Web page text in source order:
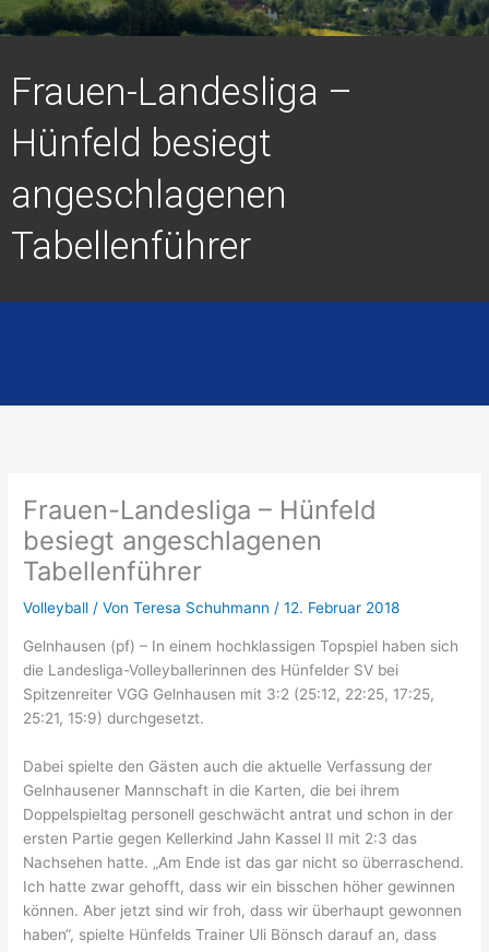
Frauen-Landesliga –
Hünfeld besiegt
angeschlagenen
Tabellenführer
Frauen-Landesliga – Hünfeld
besiegt angeschlagenen
Tabellenführer
Volleyball / VonTeresa Schuhmann/12. Februar 2018
Gelnhausen (pf) – In einem hochklassigen Topspiel haben sich
die Landesliga-Volleyballerinnen des Hünfelder SV bei
Spitzenreiter VGG Gelnhausen mit 3:2 (25:12, 22:25, 17:25,
25:21, 15:9) durchgesetzt.
Dabei spielte den Gästen auch die aktuelle Verfassung der
Gelnhausener Mannschaft in die Karten, die bei ihrem
Doppelspieltag personell geschwächt antrat und schon in der
ersten Partie gegen Kellerkind Jahn Kassel II mit 2:3 das
Nachsehen hatte. „Am Ende ist das gar nicht so überraschend.
Ich hatte zwar gehofft, dass wir ein bisschen höher gewinnen
können. Aber jetzt sind wir froh, dass wir überhaupt gewonnen
haben“, spielte Hünfelds Trainer Uli Bönsch darauf an, dass